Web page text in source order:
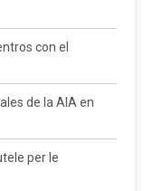
con el
de la AIA en
per le